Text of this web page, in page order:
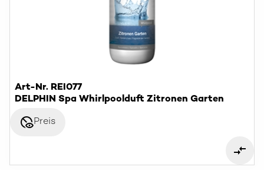
Art-Nr. REI077
DELPHIN Spa Whirlpoolduft Zitronen Garten
disabled_visiblePreis